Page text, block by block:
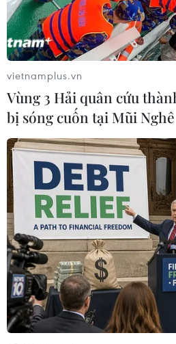
báo bắt đầu từ tháng Chín,
dùng một lần sẽ bị cấm tại
do chính quyền thành phố
các biện pháp nhằm giảm
những sản phẩm này để
không có rác thải nhựa,”
của thành phố này như
Samsung, có kế hoạch giới
đa dụng từ nửa cuối năm
viện Dongbu Seoul cũng
chứa có thể tái sử dụng vào
Trước đó, hồi tháng Bảy
Y tế Seoul đã tuyên bố
hộp dùng một lần.
vietnamplus.vn
Vùng 3 Hải quân cứu
bị sóng cuốn tại Mũi Nghê